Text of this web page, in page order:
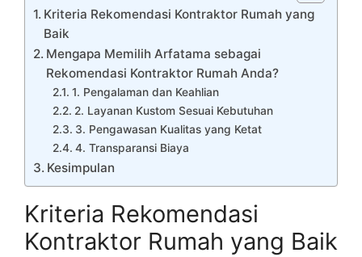
Kriteria Rekomendasi Kontraktor Rumah yang
Baik
Mengapa Memilih Arfatama sebagai
Rekomendasi Kontraktor Rumah Anda?
1. Pengalaman dan Keahlian
2. Layanan Kustom Sesuai Kebutuhan
3. Pengawasan Kualitas yang Ketat
4. Transparansi Biaya
Kesimpulan
Kriteria Rekomendasi
Kontraktor Rumah yang Baik